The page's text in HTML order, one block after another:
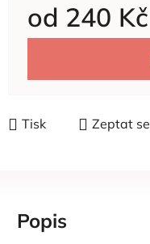
od 240 Kč
Měrná cena:
Tisk Zeptat se
Popis